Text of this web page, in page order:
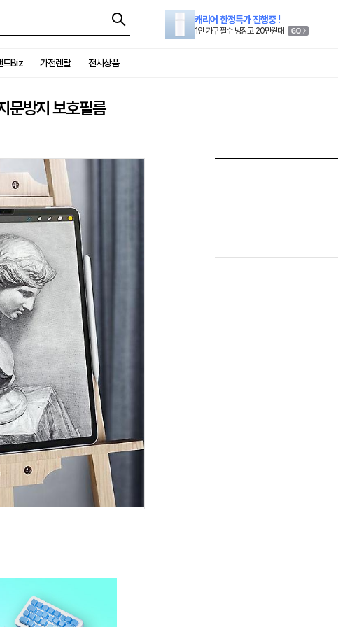
캐리어 한정특가 진행중 !
1인 가구 필수 냉장고 20만원대
드Biz 가전렌탈 전시상품
문방지 보호필름